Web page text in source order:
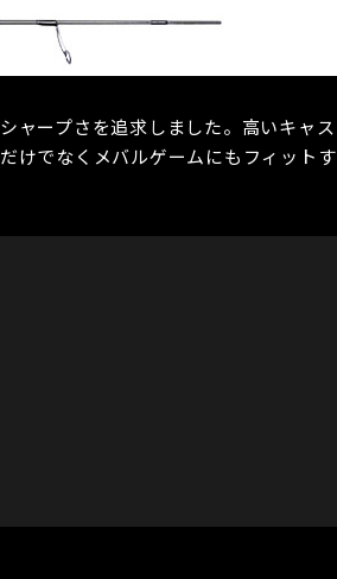
ャープさを追求しました。高いキャス
けでなくメバルゲームにもフィットす